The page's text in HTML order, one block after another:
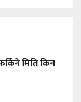
मिति किन